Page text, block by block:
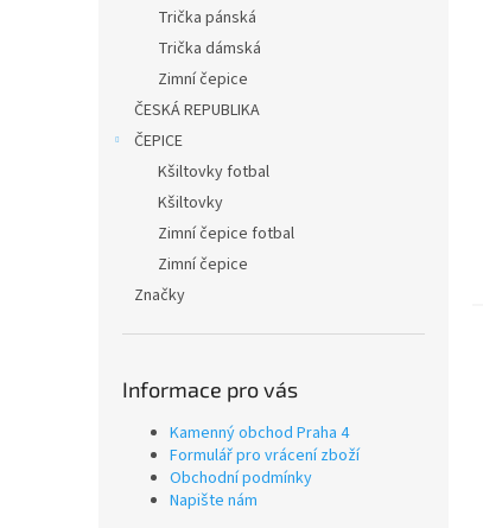
Trička pánská
Trička dámská
Zimní čepice
ČESKÁ REPUBLIKA
ČEPICE
Kšiltovky fotbal
Kšiltovky
Zimní čepice fotbal
Zimní čepice
Značky
Informace pro vás
Kamenný obchod Praha 4
Formulář pro vrácení zboží
Obchodní podmínky
Napište nám